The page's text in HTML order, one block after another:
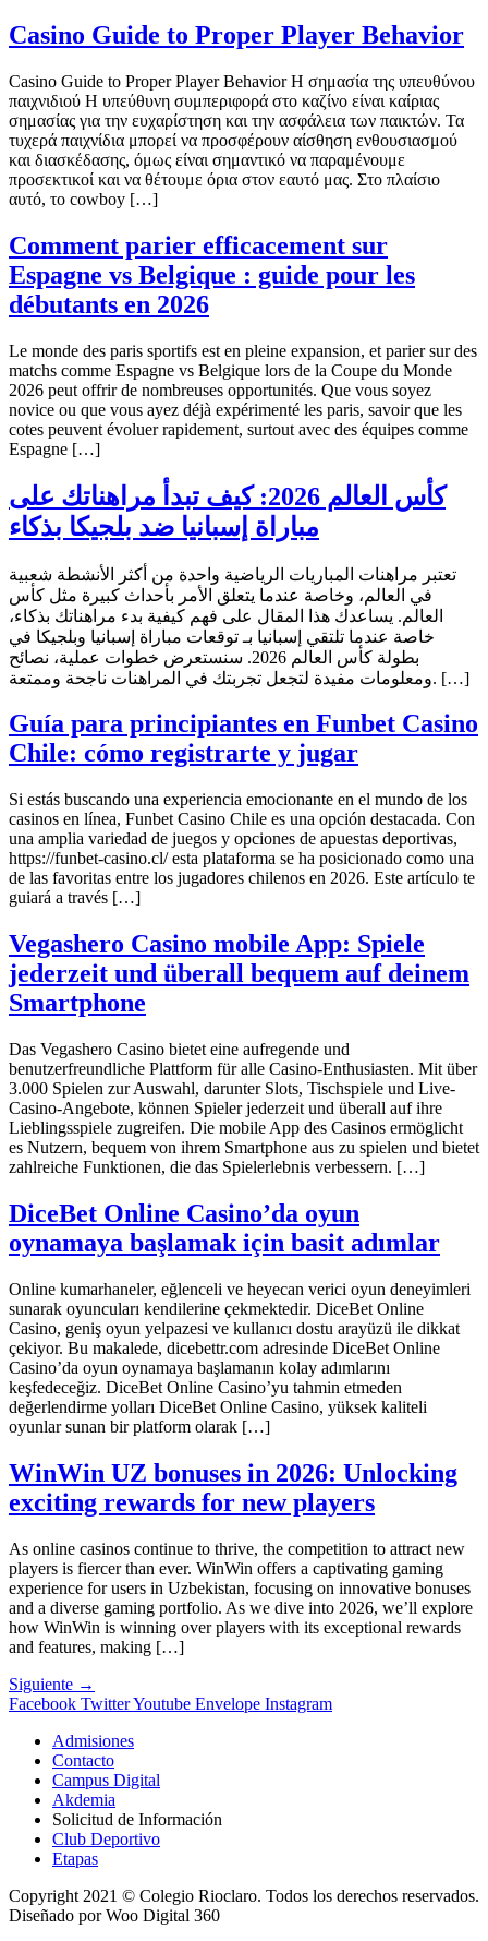
Casino Guide to Proper Player Behavior
Casino Guide to Proper Player Behavior Η σημασία της υπευθύνου
παιχνιδιού Η υπεύθυνη συμπεριφορά στο καζίνο είναι καίριας
σημασίας για την ευχαρίστηση και την ασφάλεια των παικτών. Τα
τυχερά παιχνίδια μπορεί να προσφέρουν αίσθηση ενθουσιασμού
και διασκέδασης, όμως είναι σημαντικό να παραμένουμε
προσεκτικοί και να θέτουμε όρια στον εαυτό μας. Στο πλαίσιο
αυτό, το cowboy […]
Comment parier efficacement sur
Espagne vs Belgique : guide pour les
débutants en 2026
Le monde des paris sportifs est en pleine expansion, et parier sur des
matchs comme Espagne vs Belgique lors de la Coupe du Monde
2026 peut offrir de nombreuses opportunités. Que vous soyez
novice ou que vous ayez déjà expérimenté les paris, savoir que les
cotes peuvent évoluer rapidement, surtout avec des équipes comme
Espagne […]
كأس العالم 2026: كيف تبدأ مراهناتك على
مباراة إسبانيا ضد بلجيكا بذكاء
تعتبر مراهنات المباريات الرياضية واحدة من أكثر الأنشطة شعبية
في العالم، وخاصة عندما يتعلق الأمر بأحداث كبيرة مثل كأس
العالم. يساعدك هذا المقال على فهم كيفية بدء مراهناتك بذكاء،
خاصة عندما تلتقي إسبانيا بـ توقعات مباراة إسبانيا وبلجيكا في
بطولة كأس العالم 2026. سنستعرض خطوات عملية، نصائح
ومعلومات مفيدة لتجعل تجربتك في المراهنات ناجحة وممتعة. […]
Guía para principiantes en Funbet Casino
Chile: cómo registrarte y jugar
Si estás buscando una experiencia emocionante en el mundo de los
casinos en línea, Funbet Casino Chile es una opción destacada. Con
una amplia variedad de juegos y opciones de apuestas deportivas,
https://funbet-casino.cl/ esta plataforma se ha posicionado como una
de las favoritas entre los jugadores chilenos en 2026. Este artículo te
guiará a través […]
Vegashero Casino mobile App: Spiele
jederzeit und überall bequem auf deinem
Smartphone
Das Vegashero Casino bietet eine aufregende und
benutzerfreundliche Plattform für alle Casino-Enthusiasten. Mit über
3.000 Spielen zur Auswahl, darunter Slots, Tischspiele und Live-
Casino-Angebote, können Spieler jederzeit und überall auf ihre
Lieblingsspiele zugreifen. Die mobile App des Casinos ermöglicht
es Nutzern, bequem von ihrem Smartphone aus zu spielen und bietet
zahlreiche Funktionen, die das Spielerlebnis verbessern. […]
DiceBet Online Casino’da oyun
oynamaya başlamak için basit adımlar
Online kumarhaneler, eğlenceli ve heyecan verici oyun deneyimleri
sunarak oyuncuları kendilerine çekmektedir. DiceBet Online
Casino, geniş oyun yelpazesi ve kullanıcı dostu arayüzü ile dikkat
çekiyor. Bu makalede, dicebettr.com adresinde DiceBet Online
Casino’da oyun oynamaya başlamanın kolay adımlarını
keşfedeceğiz. DiceBet Online Casino’yu tahmin etmeden
değerlendirme yolları DiceBet Online Casino, yüksek kaliteli
oyunlar sunan bir platform olarak […]
WinWin UZ bonuses in 2026: Unlocking
exciting rewards for new players
As online casinos continue to thrive, the competition to attract new
players is fiercer than ever. WinWin offers a captivating gaming
experience for users in Uzbekistan, focusing on innovative bonuses
and a diverse gaming portfolio. As we dive into 2026, we’ll explore
how WinWin is winning over players with its exceptional rewards
and features, making […]
Siguiente →
Facebook TwitterYoutube Envelope Instagram
Admisiones
Contacto
Campus Digital
Akdemia
Solicitud de Información
Club Deportivo
Etapas
Copyright 2021 © Colegio Rioclaro. Todos los derechos reservados.
Diseñado por Woo Digital 360